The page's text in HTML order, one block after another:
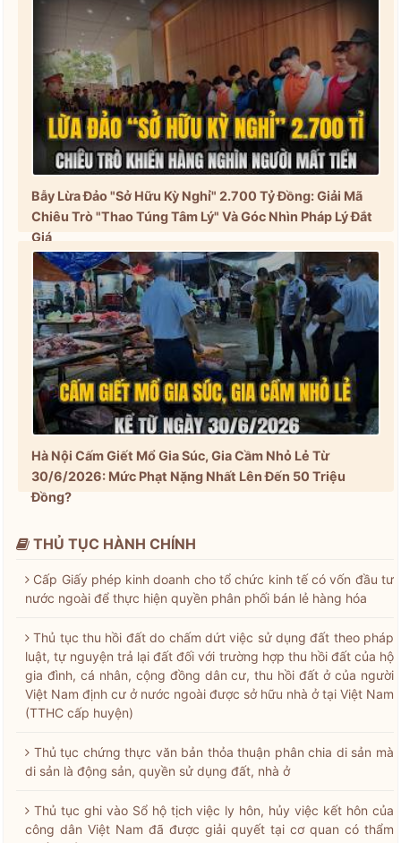
Bẫy Lừa Đảo "Sở Hữu Kỳ Nghỉ" 2.700 Tỷ Đồng: Giải Mã
Chiêu Trò "Thao Túng Tâm Lý" Và Góc Nhìn Pháp Lý Đắt
Giá
Hà Nội Cấm Giết Mổ Gia Súc, Gia Cầm Nhỏ Lẻ Từ
30/6/2026: Mức Phạt Nặng Nhất Lên Đến 50 Triệu
Đồng?
THỦ TỤC HÀNH CHÍNH
Cấp Giấy phép kinh doanh cho tổ chức kinh tế có vốn đầu tư
nước ngoài để thực hiện quyền phân phối bán lẻ hàng hóa
Thủ tục thu hồi đất do chấm dứt việc sử dụng đất theo pháp
luật, tự nguyện trả lại đất đối với trường hợp thu hồi đất của hộ
gia đình, cá nhân, cộng đồng dân cư, thu hồi đất ở của người
Việt Nam định cư ở nước ngoài được sở hữu nhà ở tại Việt Nam
(TTHC cấp huyện)
Thủ tục chứng thực văn bản thỏa thuận phân chia di sản mà
di sản là động sản, quyền sử dụng đất, nhà ở
Thủ tục ghi vào Sổ hộ tịch việc ly hôn, hủy việc kết hôn của
công dân Việt Nam đã được giải quyết tại cơ quan có thẩm